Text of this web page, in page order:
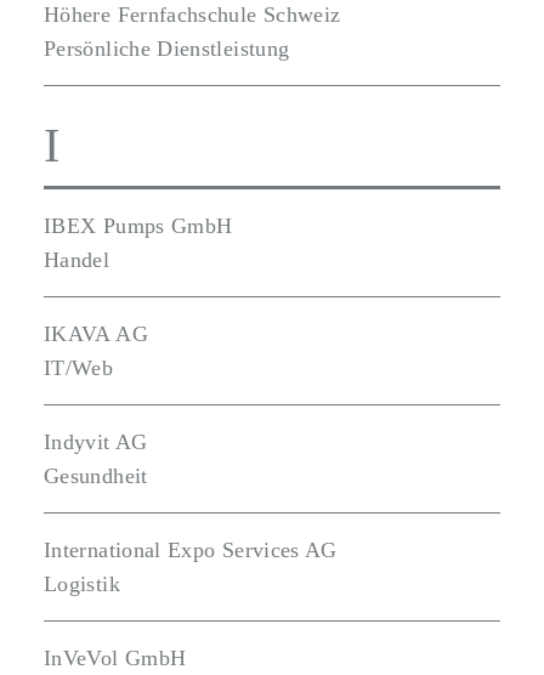
Höhere Fernfachschule Schweiz
Persönliche Dienstleistung
I
IBEX Pumps GmbH
Handel
IKAVA AG
IT/Web
Indyvit AG
Gesundheit
International Expo Services AG
Logistik
InVeVol GmbH